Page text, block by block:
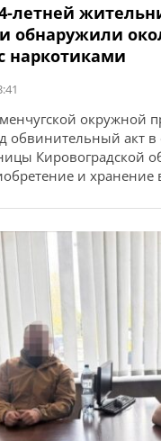
летней
обнаружили
наркотиками
окружной
обвинительный акт
Кировоградской
и хранение
в крупных и
307 УК Украины). Об
прокуратура.
женщина […]